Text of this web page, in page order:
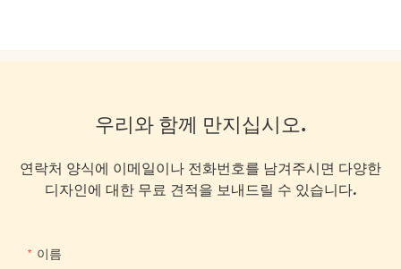
우리와 함께 만지십시오.
연락처 양식에 이메일이나 전화번호를 남겨주시면 다양한
디자인에 대한 무료 견적을 보내드릴 수 있습니다.
이름